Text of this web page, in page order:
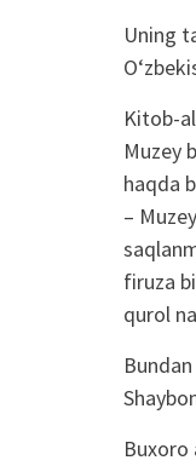
Uning
Kitob-
Muzey
haqda
–
firuza
qurol
Buxoro